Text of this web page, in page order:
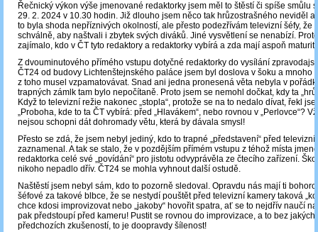
Řečnický výkon výše jmenované redaktorky jsem měl to štěstí či spíše smůlu
29. 2. 2024 v 10.30 hodin. Již dlouho jsem něco tak hrůzostrašného neviděl a
to byla shoda nepříznivých okolností, ale přesto podezřívám televizní šéfy, že
schválně, aby naštvali i zbytek svých diváků. Jiné vysvětlení se nenabízí.
zajímalo, kdo v ČT tyto redaktory a redaktorky vybírá a zda mají aspoň
Z dvouminutového přímého vstupu dotyčné redaktorky do vysílání
ČT24 od budovy Lichtenštejnského paláce jsem byl doslova v šoku a mnoho
z toho musel vzpamatovávat. Snad ani jedna pronesená věta nebyla v
trapných zámlk tam bylo nepočítaně. Proto jsem se nemohl dočkat, kdy ta
Když to televizní režie nakonec „stopla“, protože se na to nedalo dívat, řekl
„Proboha, kde to ta ČT vybírá: před „Hlavákem“, nebo rovnou v „Perlovce“?
nejsou schopni dát dohromady větu, která by dávala smysl!
Přesto se zdá, že jsem nebyl jediný, kdo to trapné „představení“ před televizní
zaznamenal. A tak se stalo, že v pozdějším přímém vstupu z téhož místa
redaktorka celé své „povídání“ pro jistotu odvyprávěla ze čtecího zařízení.
nikoho nepadlo dřív. ČT24 se mohla vyhnout další ostudě.
Naštěstí jsem nebyl sám, kdo to pozorně sledoval. Opravdu nás mají ti
šéfové za takové blbce, že se nestydí pouštět před televizní kamery taková
chce kdosi improvizovat nebo „jakoby“ hovořit spatra, ať se to nejdřív naučí
pak předstoupí před kameru! Pustit se rovnou do improvizace, a to bez
předchozích zkušeností, to je doopravdy šílenost!